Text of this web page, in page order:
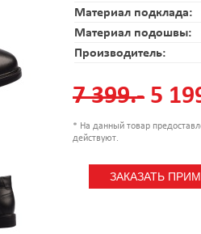
Материал подклада:
Материал подошвы:
Производитель:
7 399.- 5
* На данный товар
действуют.